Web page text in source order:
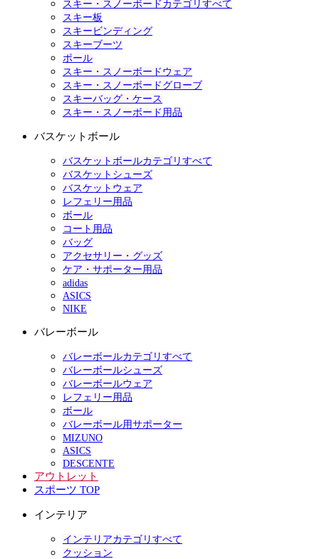
スキー・スノーボードカテゴリすべて
スキー板
スキービンディング
スキーブーツ
ポール
スキー・スノーボードウェア
スキー・スノーボードグローブ
スキーバッグ・ケース
スキー・スノーボード用品
バスケットボール
バスケットボールカテゴリすべて
バスケットシューズ
バスケットウェア
レフェリー用品
ボール
コート用品
バッグ
アクセサリー・グッズ
ケア・サポーター用品
adidas
ASICS
NIKE
バレーボール
バレーボールカテゴリすべて
バレーボールシューズ
バレーボールウェア
レフェリー用品
ボール
バレーボール用サポーター
MIZUNO
ASICS
DESCENTE
アウトレット
スポーツ TOP
インテリア
インテリアカテゴリすべて
クッション